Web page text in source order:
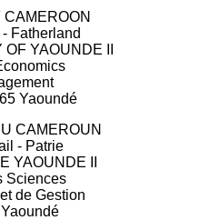
Fatherland
YAOUNDE II
Yaoundé
CAMEROUN
- Patrie
YAOUNDE II
Sciences
de Gestion